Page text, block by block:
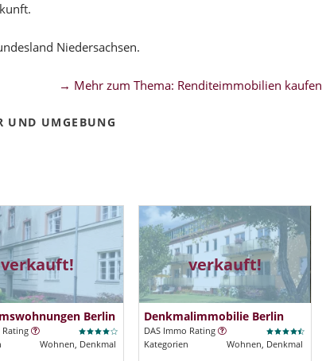
Niedersachsen.
→ Mehr zum Thema: Renditeimmobilien kaufen
UND UMGEBUNG
verkauft!
Berlin
Rating
Wohnen, Denkmal
verkauft!
Denkmalimmobilie Berlin
DAS Immo Rating
Kategorien
Wohnen, Denkmal